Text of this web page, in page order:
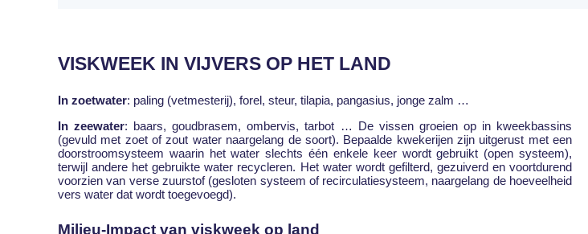
VISKWEEK IN VIJVERS OP HET LAND
In zoetwater: paling (vetmesterij), forel, steur, tilapia, pangasius, jonge zalm …
In zeewater: baars, goudbrasem, ombervis, tarbot … De vissen groeien op in kweekbassins
(gevuld met zoet of zout water naargelang de soort). Bepaalde kwekerijen zijn uitgerust met een
doorstroomsysteem waarin het water slechts één enkele keer wordt gebruikt (open systeem),
terwijl andere het gebruikte water recycleren. Het water wordt gefilterd, gezuiverd en voortdurend
voorzien van verse zuurstof (gesloten systeem of recirculatiesysteem, naargelang de hoeveelheid
vers water dat wordt toegevoegd).
Milieu-Impact van viskweek op land